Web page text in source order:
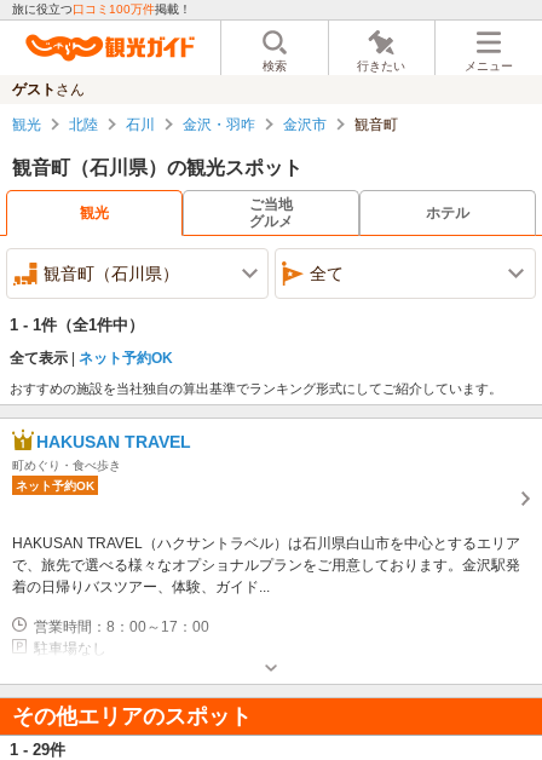
旅に役立つ口コミ100万件掲載！
検索 行きたい メニュー
ゲスト さん
観光 北陸 石川 金沢・羽咋 金沢市 観音町
観音町（石川県）の観光スポット
観光
ご当地
グルメ
ホテル
観音町（石川県） 全て
1 - 1件 （全1件中）
全て表示 ネット予約OK
おすすめの施設を当社独自の算出基準でランキング形式にしてご紹介しています。
HAKUSAN TRAVEL
町めぐり・食べ歩き
ネット予約OK
HAKUSAN TRAVEL（ハクサントラベル）は石川県白山市を中心とするエリア
で、旅先で選べる様々なオプショナルプランをご用意しております。金沢駅発
着の日帰りバスツアー、体験、ガイド...
営業時間：8：00～17：00
駐車場なし
その他エリアのスポット
1 - 29件